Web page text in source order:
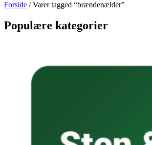
Forside / Varer tagged “brændenælder”
Populære kategorier